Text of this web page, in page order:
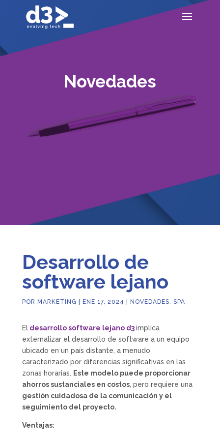
Novedades
Desarrollo de
software lejano
POR MARKETING ENE 17, 2024 NOVEDADES SPA
El desarrollo software lejano d3 implica
externalizar el desarrollo de software a un equipo
ubicado en un país distante, a menudo
caracterizado por diferencias significativas en las
zonas horarias. Este modelo puede proporcionar
ahorros sustanciales en costos, pero requiere una
gestión cuidadosa de la comunicación y el
seguimiento del proyecto.
Ventajas: